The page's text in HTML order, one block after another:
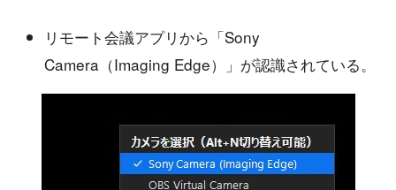
リモート会議アプリから「Sony
Camera（Imaging Edge）」が認識されている。